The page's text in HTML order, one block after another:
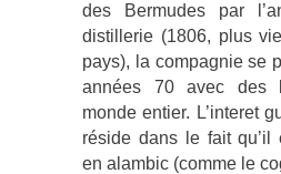
des Bermudes par
distillerie (1806, plus
pays), la compagnie se
années 70 avec des
monde entier. L’interet
réside dans le fait qu’il
en alambic (comme le